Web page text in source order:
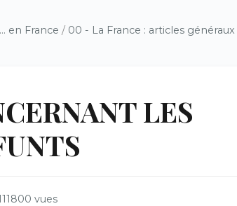
... en France / 00 - La France : articles généraux
LES
vues